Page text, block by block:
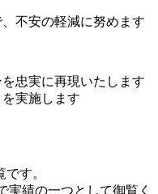
不安の軽減に努めます
忠実に再現いたします
実施します
す。
実績の一つとして御覧く